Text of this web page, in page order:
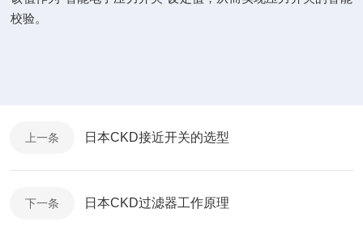
校验。
上一条 日本CKD接近开关的选型
下一条 日本CKD过滤器工作原理